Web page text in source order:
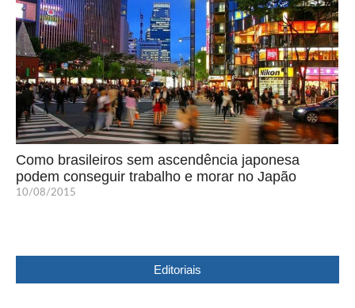
Como brasileiros sem ascendência japonesa
podem conseguir trabalho e morar no Japão
10/08/2015
Editoriais